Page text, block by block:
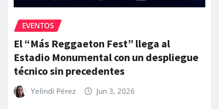
EVENTOS
El “Más Reggaeton Fest” llega al
Estadio Monumental con un despliegue
técnico sin precedentes
Yelindi Pérez Jun 3, 2026